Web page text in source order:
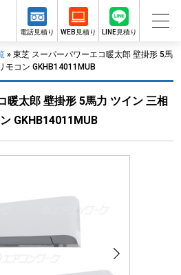
電話見積り WEB見積り LINE見積り
» 東芝 スーパーパワーエコ暖太郎 壁掛形 5馬
モコン GKHB14011MUB
暖太郎 壁掛形 5馬力 ツイン 三相
GKHB14011MUB